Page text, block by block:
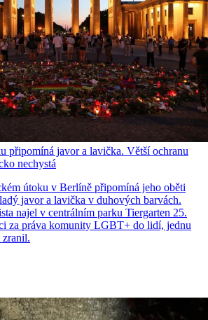
připomíná javor a lavička. Větší ochranu
nechystá
útoku v Berlíně připomíná jeho oběti
javor a lavička v duhových barvách.
najel v centrálním parku Tiergarten 25.
za práva komunity LGBT+ do lidí, jednu
zranil.